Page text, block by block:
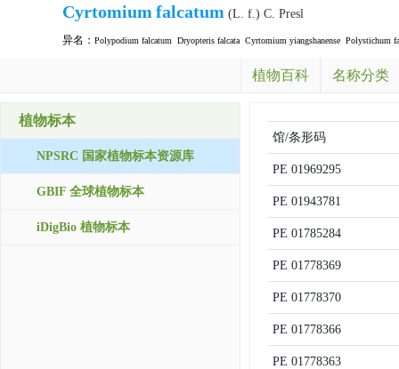
Cyrtomium falcatum (L. f.) C. Presl
异名： Polypodium falcatum Dryopteris falcata Cyrtomium yiangshanense Polystichum
植物百科 名称分类
植物标本
NPSRC 国家植物标本资源库
GBIF 全球植物标本
iDigBio 植物标本
馆/条形码
PE 01969295
PE 01943781
PE 01785284
PE 01778369
PE 01778370
PE 01778366
PE 01778363